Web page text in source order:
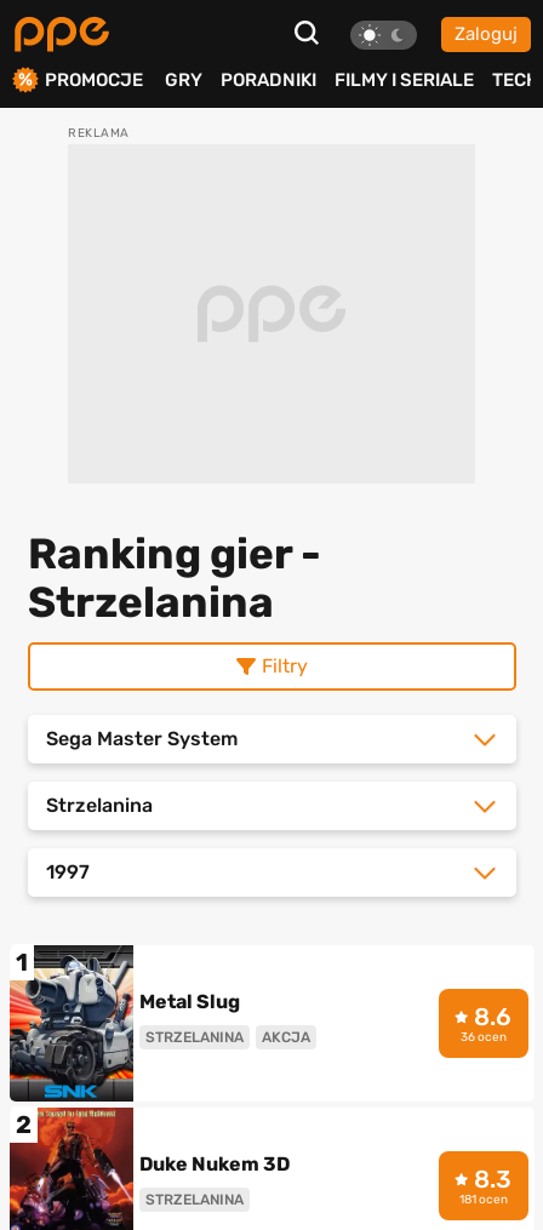
Zaloguj
PROMOCJE GRY PORADNIKI FILMY I SERIALE TECH
Ranking gier -
Strzelanina
Filtry
Sega Master System
Strzelanina
1997
1
Metal Slug
STRZELANINA AKCJA
8.6
36 ocen
2
Duke Nukem 3D
STRZELANINA
8.3
181 ocen